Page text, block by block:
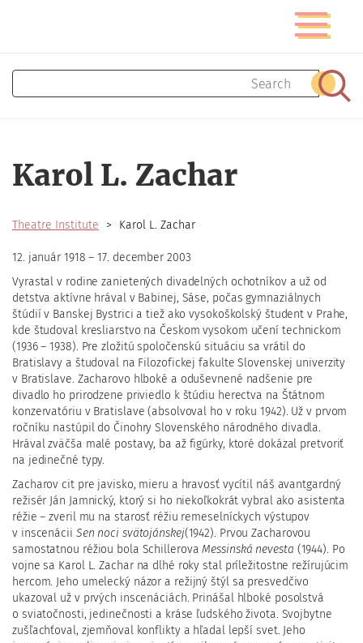
content
Toggle
Search
Karol L. Zachar
Theatre Institute Karol L. Zachar
12. január 1918 – 17. december 2003
Vyrastal v rodine zanietených divadelných ochotníkov a už od
detstva aktívne hrával v Babinej, Sáse, počas gymnaziálnych
štúdií v Banskej Bystrici a tiež ako vysokoškolský študent v Prahe,
kde študoval kresliarstvo na Českom vysokom učení technickom
(1936 – 1938). Pre zložitú spoločenskú situáciu sa vrátil do
Bratislavy a študoval na Filozofickej fakulte Slovenskej univerzity
v Bratislave. Zacharovo hlboké a oduševnené nadšenie pre
divadlo ho prirodzene priviedlo k štúdiu herectva na Štátnom
konzervatóriu v Bratislave (absolvoval ho v roku 1942). Už v prvom
ročníku nastúpil do Činohry Slovenského národného divadla.
Hrával zväčša malé postavy, ba až figúrky, ktoré dokázal pretvoriť
na jedinečné typy.
Zacharov cit pre javisko, mieru a hravosť vycítil náš avantgardný
režisér Ján Jamnický, ktorý si ho niekoľkokrát vybral ako asistenta
réžie – zveril mu na starosť réžiu remeselníckych výstupov
v inscenácii Sen noci svätojánskej(1942). Prvou Zacharovou
samostatnou réžiou bola SchillerovaMessinská nevesta (1944). Po
vojne sa Karol L. Zachar na dlhé roky stal príležitostne režírujúcim
hercom. Jeho umelecký názor a režijný štýl sa presvedčivo
ukazoval už v prvých inscenáciách. Prinášal hlboké posolstvá
o sviatočnosti, jedinečnosti a kráse ľudského života. Svojbytne
zušľachťoval, zjemňoval konflikty a hľadal lepší svet. Jeho